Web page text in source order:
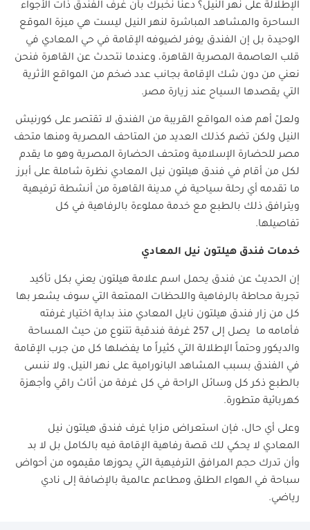
الإطلالة على نهر النيل؟ دعنا نخبرك بأن غرف الفندق ذات الأجواء
الساحرة والمشاهد المباشرة لنهر النيل ليست هي ميزة الموقع
الوحيدة بل إن الفندق يوفر لضيوفه الإقامة في حي المعادي في
قلب العاصمة المصرية القاهرة، وعندما نتحدث عن القاهرة فنحن
نعني من دون شك الإقامة بجانب عدد ضخم من المواقع الأثرية
التي يقصدها السياح عند زيارة مصر.
ولعلّ أهم هذه المواقع القريبة من الفندق لا تقتصر على كورنيش
النيل ولكن تضم كذلك العديد من المتاحف المصرية ومنها متحف
مصر للحضارة الإسلامية ومتحف الحضارة المصرية وهو ما يقدم
لكل من أقام في فندق هيلتون نيل المعادي نظرة شاملة على أبرز
ما تقدمه أي رحلة سياحية في مدينة القاهرة من أنشطة ترفيهية
ويترافق ذلك بالطبع مع خدمة مملوءة بالرفاهية في كل
تفاصيلها.
خدمات فندق هيلتون نيل المعادي
إن الحديث عن فندق يحمل اسم علامة هيلتون يعني بكل تأكيد
تجربة محاطة بالرفاهية واللحظات الممتعة التي سوف يشعر بها
كل من زار فندق هيلتون نايل المعادي منذ بداية اختيار غرفته
فأمامه ما يصل إلى 257 غرفة فندقية تتنوع من حيث المساحة
والديكور وحتماً الإطلالة التي كثيراً ما يفضلها كل من جرب الإقامة
في الفندق بسبب المشاهد البانورامية على نهر النيل، ولا ننسى
بالطبع ذكر كل وسائل الراحة في كل غرفة من أثاث راقي وأجهزة
كهربائية متطورة.
وعلى أي حال، فإن استعراض مزايا غرف فندق هيلتون نيل
المعادي لا يحكي لك قصة رفاهية الإقامة فيه بالكامل بل لا بد
وأن تدرك حجم المرافق الترفيهية التي يحوزها مقيموه من أحواض
سباحة في الهواء الطلق ومطاعم عالمية بالإضافة إلى نادي
رياضي.